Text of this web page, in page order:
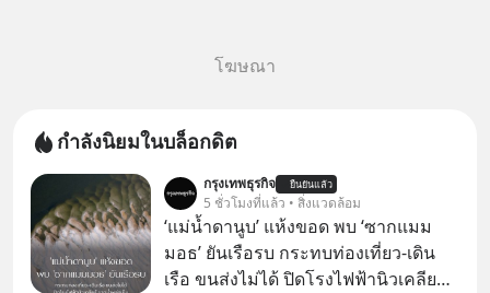
โฆษณา
กำลังนิยมในบล็อกดิต
กรุงเทพธุรกิจ ยืนยันแล้ว
5 ชั่วโมงที่แล้ว • สิ่งแวดล้อม
‘แม่น้ำดานูบ’ แห้งขอด พบ ‘ซากแมม
มอธ’ ยันเรือรบ กระทบท่องเที่ยว-เดิน
เรือ ขนส่งไม่ได้ ปิดโรงไฟฟ้านิวเคลียร์